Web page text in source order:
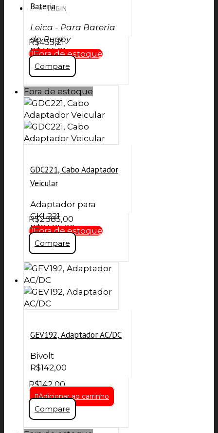
LOGIN
SAIR
Bateria
Leica - Para Bateria
do Rugby
R$455,21
R$455,21
Fora de estoque
Compare
Fora de estoque
GDC221, Cabo Adaptador
Veicular
Adaptador para
GKL221
R$2.585,00
R$2.585,00
Fora de estoque
Compare
GEV192, Adaptador AC/DC
Bivolt
R$142,00
R$142,00
Adicionar ao carrinho
Compare